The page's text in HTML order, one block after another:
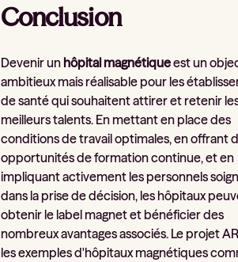
Conclusion
Devenir un hôpital magnétiqueest un
ambitieux mais réalisable pour les
de santé qui souhaitent attirer et retenir
meilleurs talents. En mettant en place des
conditions de travail optimales, en offrant
opportunités de formation continue, et en
impliquant activement les personnels
dans la prise de décision, les hôpitaux
obtenir le label magnet et bénéficier des
nombreux avantages associés. Le projet
les exemples d'hôpitaux magnétiques